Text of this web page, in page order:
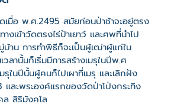
เมื่อ พ.ศ.2495 สมัยก่อนป่าช้าจะอยู่ตรง
งเข้าวัดตรงไร่ป้าเยาว์ และศพที่นำไป
าน การทำพิธีก็จะเป็นผู้เฒ่าผู้แก่ใน
ลานั้นก็เริ่มมีการสร้างเมรุในปีพ.ศ
รุในปีนั้นผู้คนก็ไปเผาที่เมรุ และเลิกฝัง
ละพระองค์แรกของวัดป่าโป่งกระทิง
สิริมังคโล